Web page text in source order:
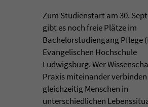
Zum Studienstart am 30.
gibt es noch freie Plätze im
Bachelorstudiengang Pflege
Evangelischen Hochschule
Ludwigsburg. Wer
Praxis miteinander
gleichzeitig Menschen in
unterschiedlichen